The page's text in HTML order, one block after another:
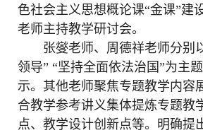
色社会主义思想概论课“金课”建
老师主持教学研讨会。
张燮老师、周德祥老师分别
领导” “坚持全面依法治国”为主
示。其他老师聚焦专题教学内容
合教学参考讲义集体提炼专题教
点、教学设计创新点等。明确提